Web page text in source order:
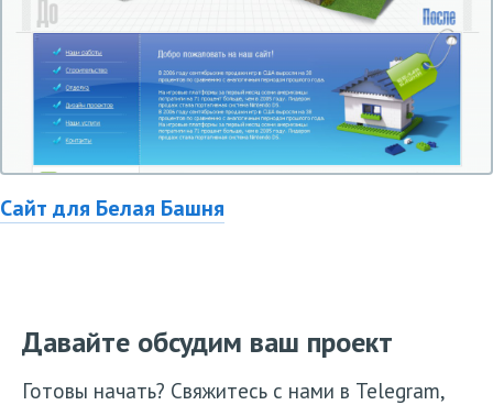
Сайт для Белая Башня
Давайте обсудим ваш проект
Готовы начать? Свяжитесь с нами в Telegram,